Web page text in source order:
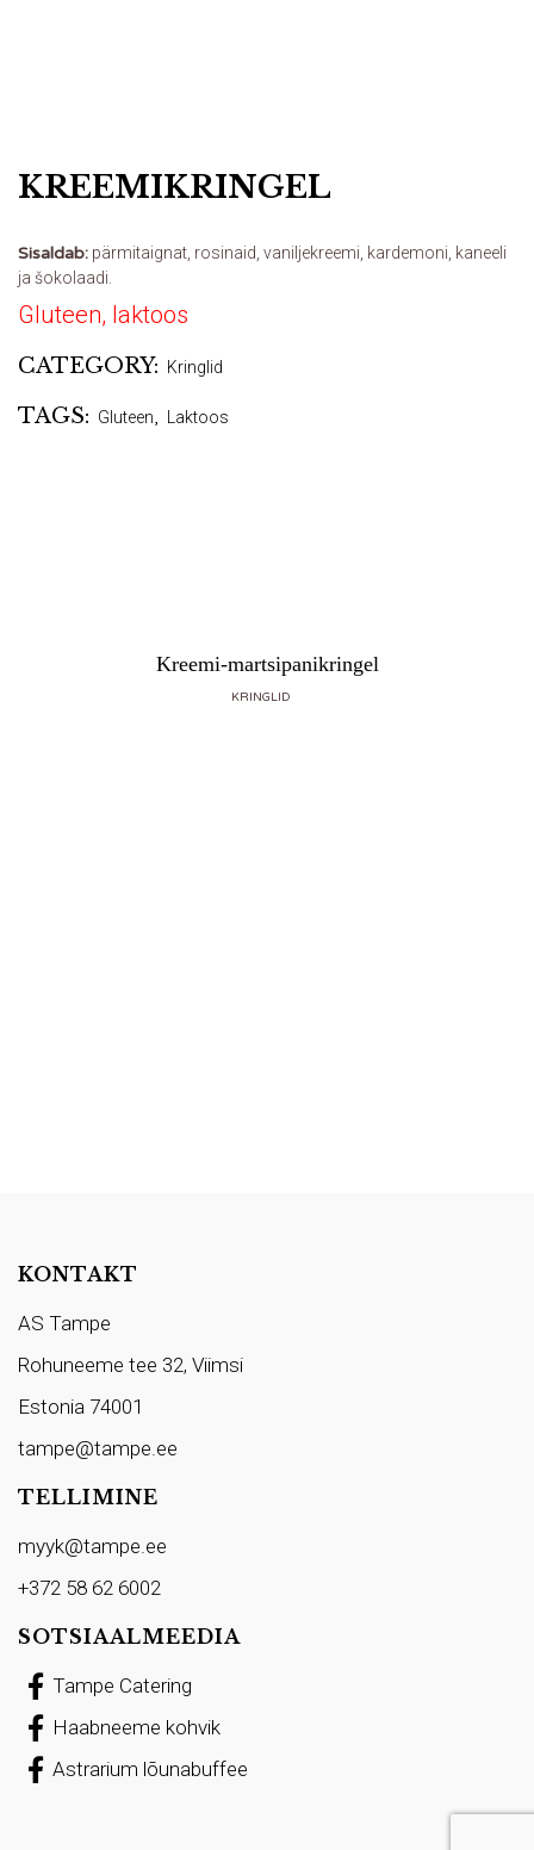
KREEMIKRINGEL
Sisaldab: pärmitaignat, rosinaid, vaniljekreemi, kardemoni, kaneeli
ja šokolaadi.
Gluteen, laktoos
CATEGORY: Kringlid
TAGS: Gluteen, Laktoos
Kreemi-martsipanikringel
KRINGLID
KONTAKT
AS Tampe
Rohuneeme tee 32, Viimsi
Estonia 74001
tampe@tampe.ee
TELLIMINE
myyk@tampe.ee
+372 58 62 6002
SOTSIAALMEEDIA
Tampe Catering
Haabneeme kohvik
Astrarium lõunabuffee